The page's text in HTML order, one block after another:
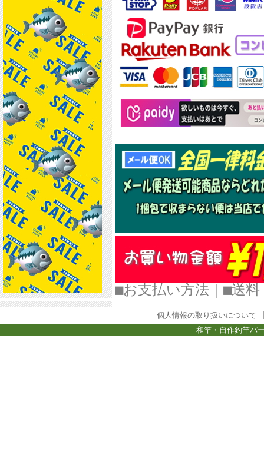
■お支払い方法 ■
個人情報の取り扱いについて
和竿・自作釣竿パ